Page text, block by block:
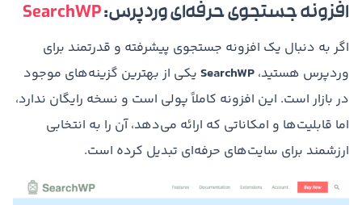
افزونه جستجوی حرفه‌ای وردپرس:
اگر به دنبال یک افزونه جستجوی پیشرفته و قدرتمند برای
وردپرس هستید، SearchWP یکی از بهترین گزینه‌های موجود
در بازار است. این افزونه کاملاً پولی است و نسخه رایگان ندارد،
اما قابلیت‌ها و امکاناتی که ارائه می‌دهد، آن را به انتخابی
ارزشمند برای سایت‌های حرفه‌ای تبدیل کرده است.